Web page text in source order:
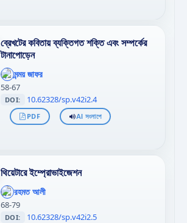
ব্রেখটের কবিতায় ব্যক্তিগত শক্তি এবং সম্পর্কের
টানাপোড়েন
';
};"
>
মন্ময় জাফর
58-67
DOI: 10.62328/sp.v42i2.4
PDF AI সংলাপে
থিয়েটারে ইম্প্রোভাইজেশন
';
};"
>
রহমত আলী
68-79
DOI: 10.62328/sp.v42i2.5